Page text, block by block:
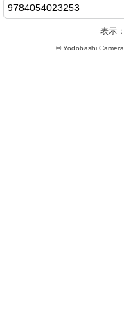
表示：
© Yodobashi